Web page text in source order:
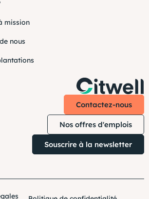
mission
nous
Contactez-nous
Nos offres d'emplois
Souscrire à la newsletter